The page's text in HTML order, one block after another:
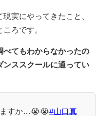
実にやってきたこと、
ろです。
べてもわからなかったの
ンススクールに通ってい
ますか…😭😭#山口真